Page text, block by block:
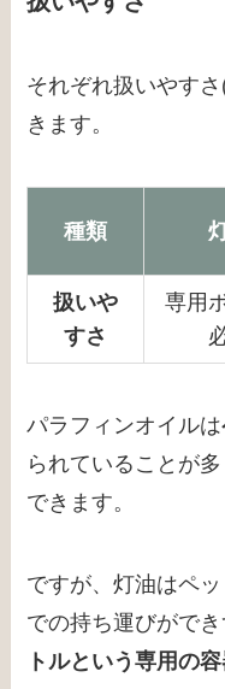
それぞれ扱いやす
きます。
種類
扱いや
すさ
専用
パラフィンオイルは
られていることが
できます。
ですが、灯油はペ
での持ち運びができ
トルという専用の